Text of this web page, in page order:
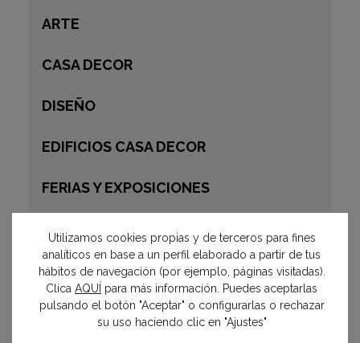
ARTE
CASA DECOR
DISEÑO
EDIFICIOS CASA DECOR
FERIAS Y EXPOSICIONES
MADRID 2021
MADRID 2022
Utilizamos cookies propias y de terceros para fines
analíticos en base a un perfil elaborado a partir de tus
hábitos de navegación (por ejemplo, páginas visitadas).
Clica AQUÍ para más información. Puedes aceptarlas
pulsando el botón "Aceptar" o configurarlas o rechazar
su uso haciendo clic en "Ajustes"